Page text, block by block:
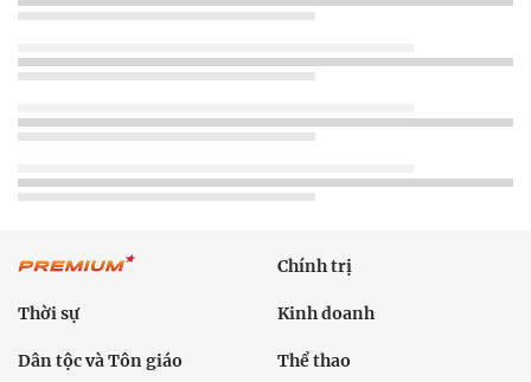
Chính trị
Thời sự Kinh doanh
Giáo dục Thế giới
Đời sống Văn hóa - Giải trí
Sức khỏe Công nghệ